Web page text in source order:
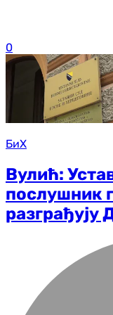
0
БиХ
Вулић:
послушник
разграђују